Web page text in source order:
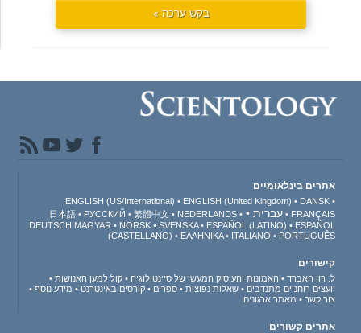
בקש ערכה »
אתרים בינלאומיים
ENGLISH (US/International) ENGLISH (United Kingdom)
DANSK
FRANÇAIS
עברית 日本語 РУССКИЙ 繁體中文
NEDERLANDS
DEUTSCH MAGYAR NORSK SVENSKA ESPAÑOL (LATINO)
ESPAÑOL
(CASTELLANO)
ΕΛΛΗΝΙΚA ITALIANO PORTUGUÊS
קישורים
ל. רון האברד האמונות והעיסוק המעשי של סיינטולוגיה
קול למען האנושות
יועצים רוחניים מתנדבים
שאלות נפוצות ספרים קורסים באינטרנט
מידע נוסף
צור קשר
מאתר ארגונים
אתרים קשורים